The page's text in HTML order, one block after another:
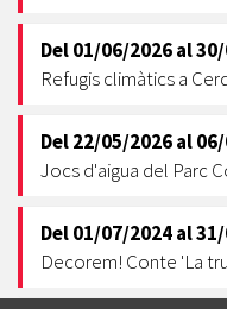
Del01/06/2026al
Refugis climàtics a
Del22/05/2026al
Jocs d'aigua del Parc
Del01/07/2024al
Decorem! Conte 'La